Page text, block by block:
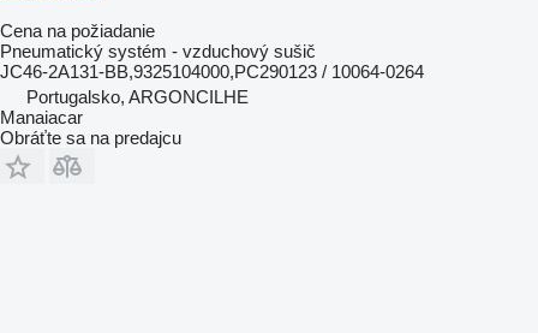
Cena na požiadanie
Pneumatický systém - vzduchový sušič
JC46-2A131-BB,9325104000,PC290123 / 10064-0264
Portugalsko, ARGONCILHE
Manaiacar
Obráťte sa na predajcu